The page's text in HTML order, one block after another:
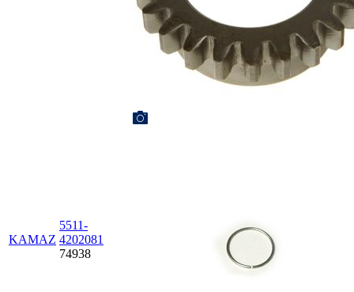
KAMAZ
5511-
4202081
74938